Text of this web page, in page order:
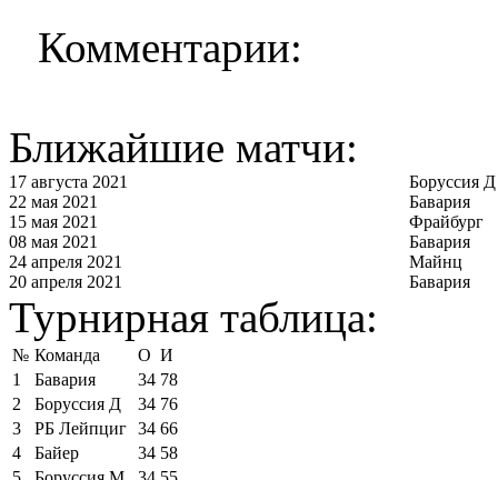
Комментарии:
Ближайшие матчи:
17 августа 2021
Боруссия Д
22 мая 2021
Бавария
15 мая 2021
Фрайбург
08 мая 2021
Бавария
24 апреля 2021
Майнц
20 апреля 2021
Бавария
Турнирная таблица:
№ Команда О И
1
Бавария 34 78
2
Боруссия Д 34 76
3
РБ Лейпциг 34 66
4
Байер 34 58